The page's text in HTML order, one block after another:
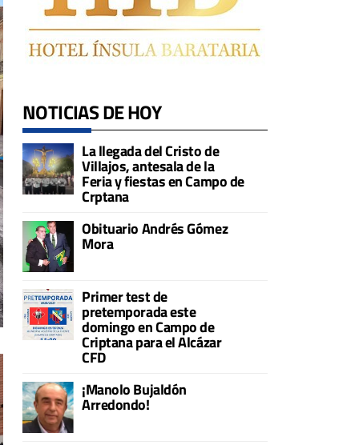
NOTICIAS DE HOY
La llegada del Cristo de
Villajos, antesala de la
Feria y fiestas en Campo de
Crptana
Obituario Andrés Gómez
Mora
Primer test de
pretemporada este
domingo en Campo de
Criptana para el Alcázar
CFD
¡Manolo Bujaldón
Arredondo!